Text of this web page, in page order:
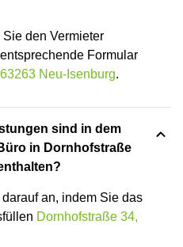
den Vermieter
Formular
Neu-Isenburg.
sind in dem
in Dornhofstraße
an, indem Sie das
Dornhofstraße 34,